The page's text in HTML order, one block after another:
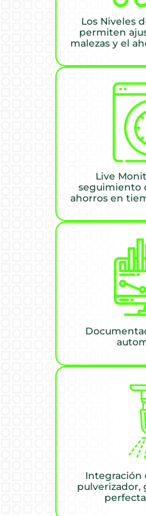
Los Niveles
permiten
malezas y el
Live
seguimiento
ahorros en
Integración
pulverizador,